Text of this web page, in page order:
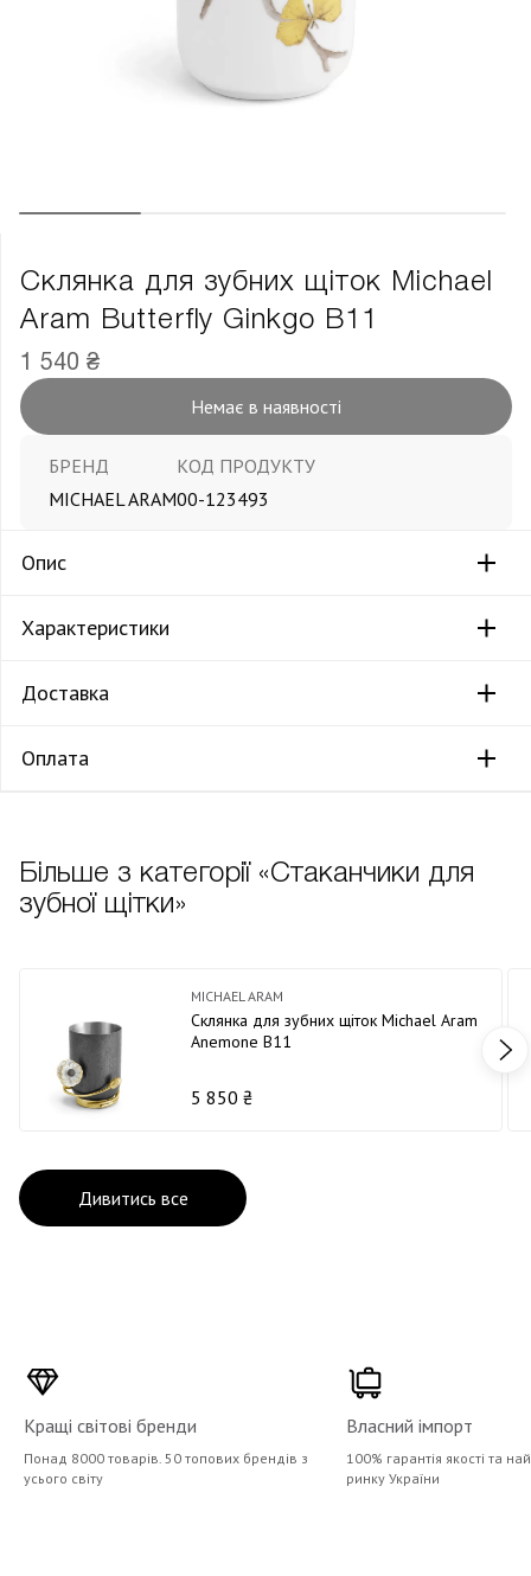
Склянка для зубних щіток Michael
Aram Butterfly Ginkgo В11
1 540 ₴
Немає в наявності
БРЕНД
MICHAEL ARAM
КОД ПРОДУКТУ
00-123493
Опис
Характеристики
Доставка
Оплата
Більше з категорії «Стаканчики для
зубної щітки»
MICHAEL ARAM
Склянка для зубних щіток Michael Aram
Anemone В11
5 850 ₴
Дивитись все
Кращі світові бренди
Понад 8000 товарів. 50 топових брендів з
усього світу
Власний імпорт
100% гарантія якості та
ринку України